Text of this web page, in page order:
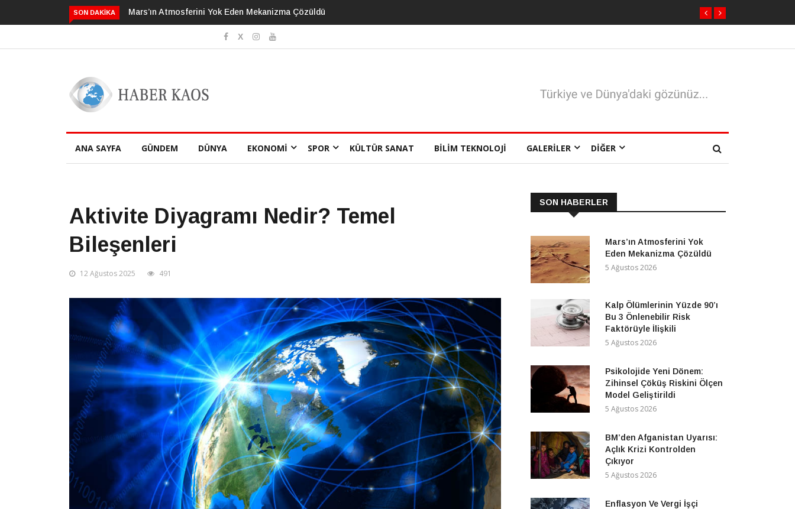
SON DAKIKA
Yok Eden Mekanizma ÇözüldüKalp Ölümlerinin Yüzde 90’ı Bu 3 Önlenebilir Risk
Faktörüyle İlişkili
ANA SAYFA GÜNDEM DÜNYA EKONOMI SPOR KÜLTÜR SANAT BILIM TEKNOLOJI GALERILER DIĞER
Aktivite Diyagramı Nedir? Temel
Bileşenleri
12 Ağustos 2025 491
SON HABERLER
Mars’ın Atmosferini Yok
Eden Mekanizma Çözüldü
5 Ağustos 2026
Kalp Ölümlerinin Yüzde 90’ı
Bu 3 Önlenebilir Risk
Faktörüyle İlişkili
5 Ağustos 2026
Psikolojide Yeni Dönem:
Zihinsel Çöküş Riskini Ölçen
Model Geliştirildi
5 Ağustos 2026
BM’den Afganistan Uyarısı:
Açlık Krizi Kontrolden
Çıkıyor
5 Ağustos 2026
Enflasyon Ve Vergi İşçi